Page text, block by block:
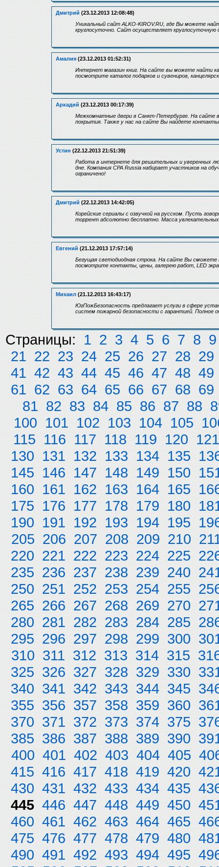
Дмитрий (23.12.2013 12:08:48)
Уникальный сайт ALKO-KIROV.RU, где Вы можете
круглосуточно. Сайт осуществляет круглосуточную
Амалия (23.12.2013 01:52:31)
Интернет магазин книг. На сайте вы можете найти
посмотрите каталог подарков и сувениров,
Аркадий (23.12.2013 00:17:39)
Межкомнатные двери в Санкт-Петербурге. На сайте
покрытия. Также у нас на сайте Вы найдете
Устин (22.12.2013 21:51:39)
Работа в интернете для решительных и уверенных
дне. Компания CPA Russia набирает участников на
ограничено!
Дмитрий (22.12.2013 14:42:05)
Корейские сериалы с озвучкой на русском. Пусть
торрент абсолютно бесплатно. Масса
Евгений (21.12.2013 17:57:14)
Бегущая светодиодная строка. На сайте Вы сможете
посмотрите контакты, цены, галерею работ, LED
Михаил (21.12.2013 16:43:17)
ЮгПожБезопасность предлагает услуги в сфере
систем пожарной безопасности с гарантией.
Страницы: 1 2 3 4 5 6 7 8 9
21 22 23 24 25 26 27 28 29
41 42 43 44 45 46 47 48 49
61 62 63 64 65 66 67 68 69
81 82 83 84 85 86 87 88
100 101 102 103 104 105
115 116 117 118 119 120 121
130 131 132 133 134 135
145 146 147 148 149 150
160 161 162 163 164 165
175 176 177 178 179 180
190 191 192 193 194 195
205 206 207 208 209 210
220 221 222 223 224 225
235 236 237 238 239 240
250 251 252 253 254 255
265 266 267 268 269 270
280 281 282 283 284 285
295 296 297 298 299 300
310 311 312 313 314 315
325 326 327 328 329 330
340 341 342 343 344 345
355 356 357 358 359 360
370 371 372 373 374 375
385 386 387 388 389 390
400 401 402 403 404 405
415 416 417 418 419 420
430 431 432 433 434 435
445 446 447 448 449 450
460 461 462 463 464 465
475 476 477 478 479 480
490 491 492 493 494 495